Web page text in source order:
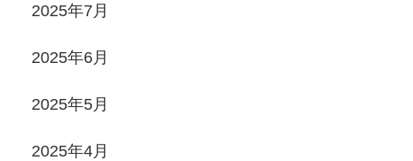
2025年7月
2025年6月
2025年5月
2025年4月